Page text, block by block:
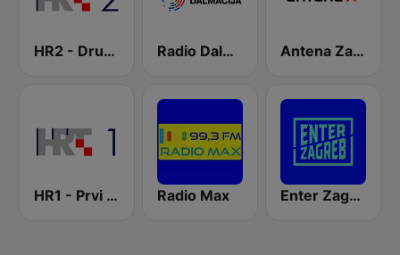
HR2 - Drugi program Radio Dalmacija Antena Zagreb
HR1 - Prvi program Radio Max Enter Zagreb